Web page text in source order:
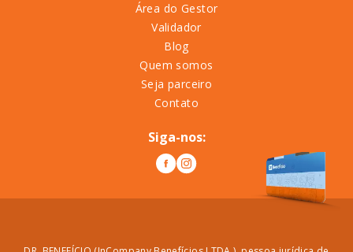
Área do Gestor
Validador
Blog
Quem somos
Seja parceiro
Contato
Siga-nos: